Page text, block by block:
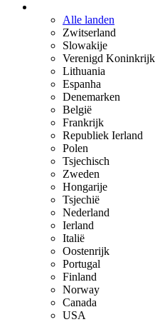
Alle landen
Zwitserland
Slowakije
Verenigd Koninkrijk
Lithuania
Espanha
Denemarken
België
Frankrijk
Republiek Ierland
Polen
Tsjechisch
Zweden
Hongarije
Tsjechië
Nederland
Ierland
Italië
Oostenrijk
Portugal
Finland
Norway
Canada
USA